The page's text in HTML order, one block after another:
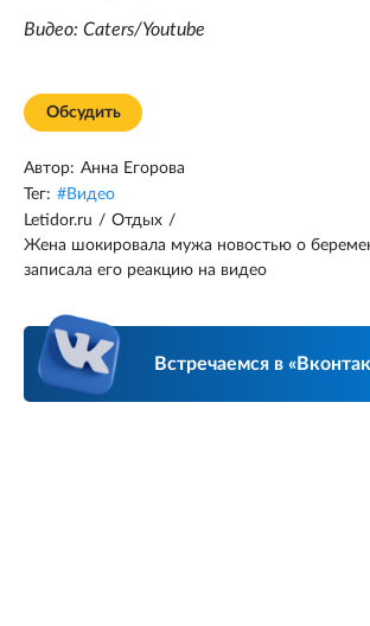
Видео: Caters/Youtube
Обсудить
Автор: Анна Егорова
Тег: #Видео
Letidor.ru / Отдых /
Жена шокировала мужа новостью о
записала его реакцию на видео
Встречаемся в